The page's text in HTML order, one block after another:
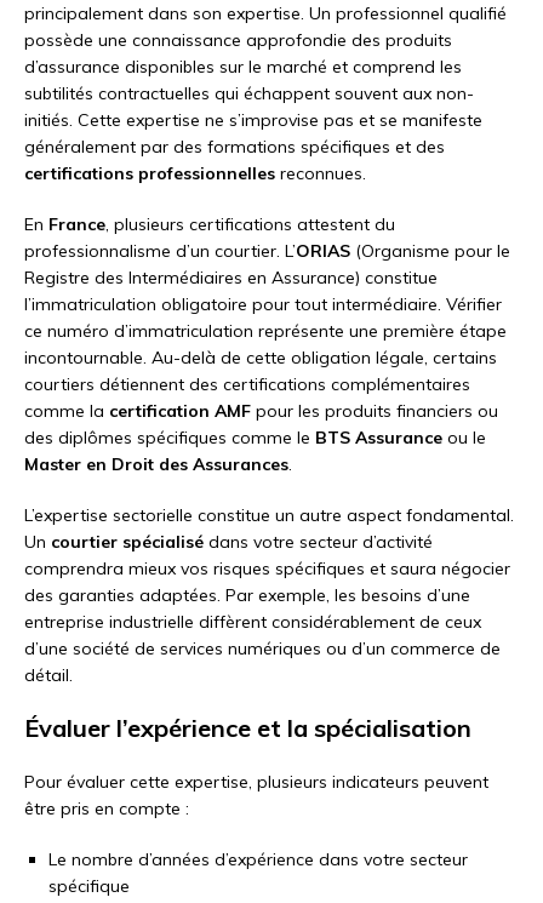
principalement dans son expertise. Un professionnel qualifié
possède une connaissance approfondie des produits
d’assurance disponibles sur le marché et comprend les
subtilités contractuelles qui échappent souvent aux non-
initiés. Cette expertise ne s’improvise pas et se manifeste
généralement par des formations spécifiques et des
certifications professionnelles reconnues.
En France, plusieurs certifications attestent du
professionnalisme d’un courtier. L’ORIAS (Organisme pour le
Registre des Intermédiaires en Assurance) constitue
l’immatriculation obligatoire pour tout intermédiaire. Vérifier
ce numéro d’immatriculation représente une première étape
incontournable. Au-delà de cette obligation légale, certains
courtiers détiennent des certifications complémentaires
comme la certification AMF pour les produits financiers ou
des diplômes spécifiques comme le BTS Assurance ou le
Master en Droit des Assurances.
L’expertise sectorielle constitue un autre aspect fondamental.
Un courtier spécialisé dans votre secteur d’activité
comprendra mieux vos risques spécifiques et saura négocier
des garanties adaptées. Par exemple, les besoins d’une
entreprise industrielle diffèrent considérablement de ceux
d’une société de services numériques ou d’un commerce de
détail.
Évaluer l’expérience et la spécialisation
Pour évaluer cette expertise, plusieurs indicateurs peuvent
être pris en compte :
Le nombre d’années d’expérience dans votre secteur
spécifique